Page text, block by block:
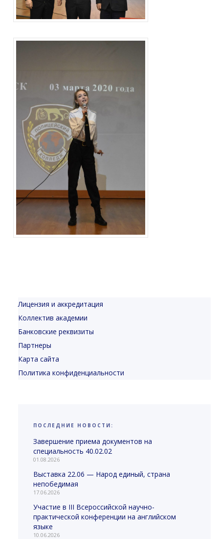
Лицензия и аккредитация
Коллектив академии
Банковские реквизиты
Партнеры
Карта сайта
Политика конфиденциальности
ПОСЛЕДНИЕ НОВОСТИ:
Завершение приема документов на
специальность 40.02.02
01.08.2026
Выставка 22.06 — Народ единый, страна
непобедимая
17.06.2026
Участие в III Всероссийской научно-
практической конференции на английском
языке
10.06.2026